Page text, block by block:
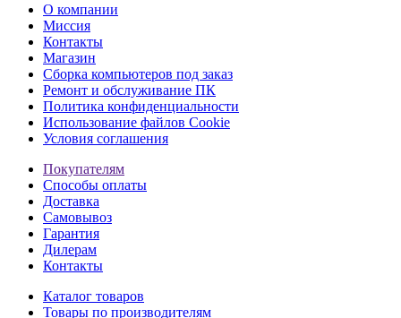
О компании
Миссия
Контакты
Магазин
Сборка компьютеров под заказ
Ремонт и обслуживание ПК
Политика конфиденциальности
Использование файлов Cookie
Условия соглашения
Покупателям
Способы оплаты
Доставка
Самовывоз
Гарантия
Дилерам
Контакты
Каталог товаров
Товары по производителям